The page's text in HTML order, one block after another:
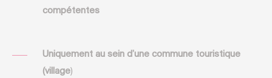
compétentes
Uniquement au sein d’une commune touristique
(village)